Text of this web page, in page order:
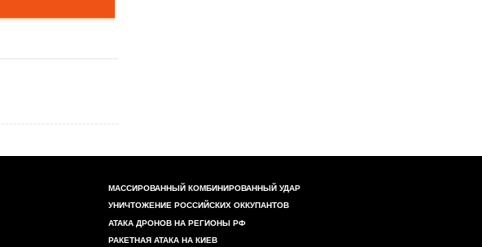
МАССИРОВАННЫЙ КОМБИНИРОВАННЫЙ УДАР
УНИЧТОЖЕНИЕ РОССИЙСКИХ ОККУПАНТОВ
АТАКА ДРОНОВ НА РЕГИОНЫ РФ
РАКЕТНАЯ АТАКА НА КИЕВ